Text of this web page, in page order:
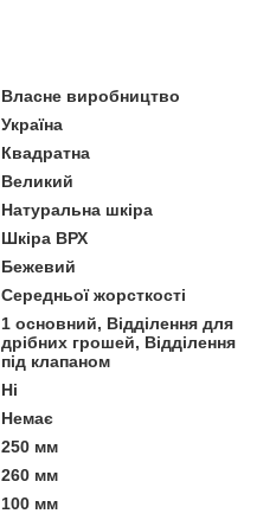
Власне виробництво
Україна
Квадратна
Великий
Натуральна шкіра
Шкіра ВРХ
Бежевий
Середньої жорсткості
1 основний, Відділення для
дрібних грошей, Відділення
під клапаном
Ні
Немає
250 мм
260 мм
100 мм